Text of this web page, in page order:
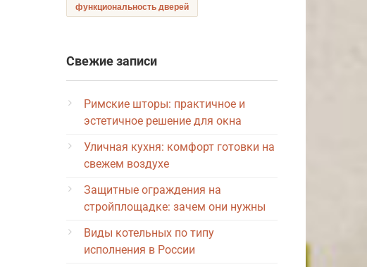
функциональность дверей
Свежие записи
Римские шторы: практичное и
эстетичное решение для окна
Уличная кухня: комфорт готовки на
свежем воздухе
Защитные ограждения на
стройплощадке: зачем они нужны
Виды котельных по типу
исполнения в России